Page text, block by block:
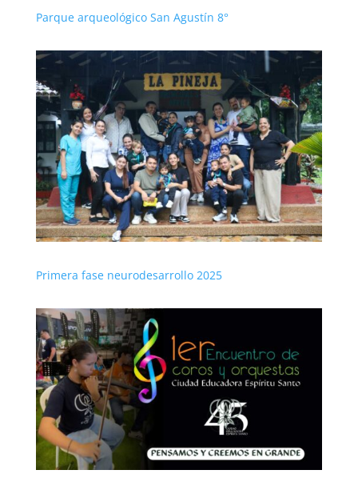
Parque arqueológico San Agustín 8°
Primera fase neurodesarrollo 2025